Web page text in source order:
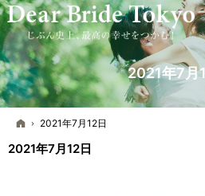
2021年7月
ホーム
2021年7月12日
2021年7月12日